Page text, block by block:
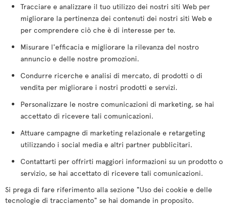
Tracciare e analizzare il tuo utilizzo dei nostri siti Web per
migliorare la pertinenza dei contenuti dei nostri siti Web e
per comprendere ciò che è di interesse per te.
Misurare l'efficacia e migliorare la rilevanza del nostro
annuncio e delle nostre promozioni.
Condurre ricerche e analisi di mercato, di prodotti o di
vendita per migliorare i nostri prodotti e servizi.
Personalizzare le nostre comunicazioni di marketing, se hai
accettato di ricevere tali comunicazioni.
Attuare campagne di marketing relazionale e retargeting
utilizzando i social media e altri partner pubblicitari.
Contattarti per offrirti maggiori informazioni su un prodotto o
servizio, se hai accettato di ricevere tali comunicazioni.
Si prega di fare riferimento alla sezione "Uso dei cookie e delle
tecnologie di tracciamento" se hai domande in proposito.